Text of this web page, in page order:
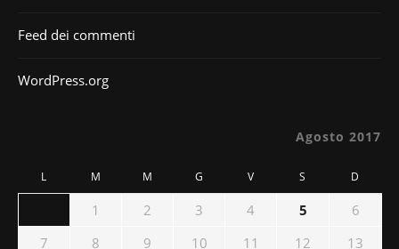
Feed dei commenti
WordPress.org
Agosto 2017
L M M G V S D
1 2 3 4 5
6
7
8 9 10 11 12 13